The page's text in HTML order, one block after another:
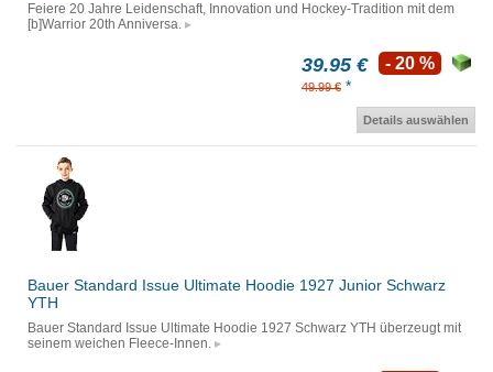
Feiere 20 Jahre Leidenschaft, Innovation und Hockey-Tradition mit dem
[b]Warrior 20th Anniversa.
39.95 €
49.99 € *
- 20 %
Details auswählen
Bauer Standard Issue Ultimate Hoodie 1927 Junior Schwarz
YTH
Bauer Standard Issue Ultimate Hoodie 1927 Schwarz YTH überzeugt mit
seinem weichen Fleece-Innen.